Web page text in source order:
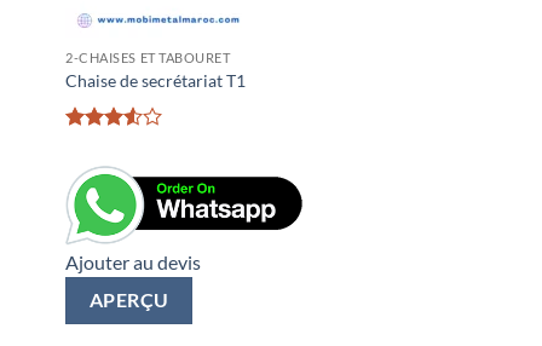
2-CHAISES ET TABOURET
Chaise de secrétariat T1
out
of 5
Ajouter au devis
APERÇU